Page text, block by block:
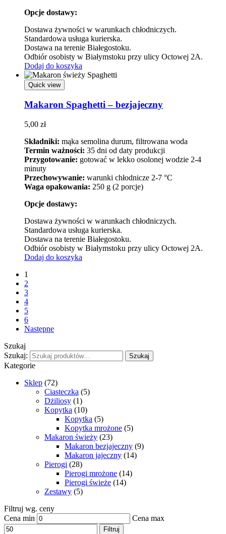
Opcje dostawy:
Dostawa żywności w warunkach chłodniczych.
Standardowa usługa kurierska.
Dostawa na terenie Białegostoku.
Odbiór osobisty w Białymstoku przy ulicy Octowej 2A.
Dodaj do koszyka
Quick view
Makaron Spaghetti – bezjajeczny
5,00 zł
Składniki: mąka semolina durum, filtrowana woda
Termin ważności: 35 dni od daty produkcji
Przygotowanie: gotować w lekko osolonej wodzie 2-4
minuty
Przechowywanie: warunki chłodnicze 2-7 °C
Waga opakowania: 250 g (2 porcje)
Opcje dostawy:
Dostawa żywności w warunkach chłodniczych.
Standardowa usługa kurierska.
Dostawa na terenie Białegostoku.
Odbiór osobisty w Białymstoku przy ulicy Octowej 2A.
Dodaj do koszyka
1
2
3
4
5
6
Następne
Szukaj
Szukaj:
Szukaj
Kategorie
Sklep (72)
Ciasteczka (5)
Dżiliosy (1)
Kopytka (10)
Kopytka (5)
Kopytka mrożone (5)
Makaron świeży (23)
Makaron bezjajeczny (9)
Makaron jajeczny (14)
Pierogi (28)
Pierogi mrożone (14)
Pierogi świeże (14)
Zestawy (5)
Filtruj wg. ceny
Cena min
Cena max
Filtruj